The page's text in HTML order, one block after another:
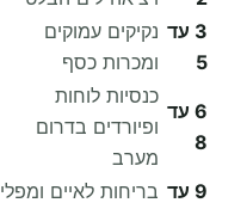
3 עד
5
נקיקים עמוקים
ומכרות כסף
6 עד
8
כנסיות לוחות
ופיורדים בדרום
מערב
9 עד בריחות לאיים ומפלי